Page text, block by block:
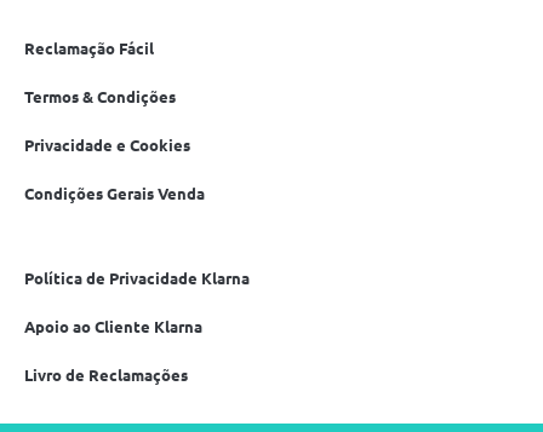
Reclamação Fácil
Termos & Condições
Privacidade e Cookies
Condições Gerais Venda
Política de Privacidade Klarna
Apoio ao Cliente Klarna
Livro de Reclamações